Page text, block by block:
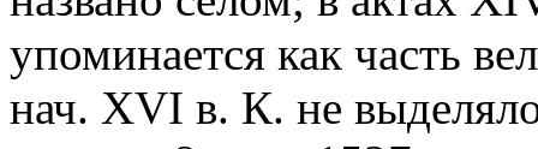
упоминается как часть
нач. XVI в. К. не